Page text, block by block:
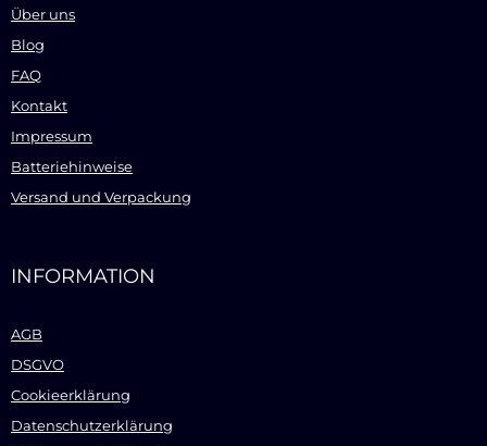
Über uns
Blog
FAQ
Kontakt
Impressum
Batteriehinweise
Versand und Verpackung
INFORMATION
AGB
DSGVO
Cookieerklärung
Datenschutzerklärung